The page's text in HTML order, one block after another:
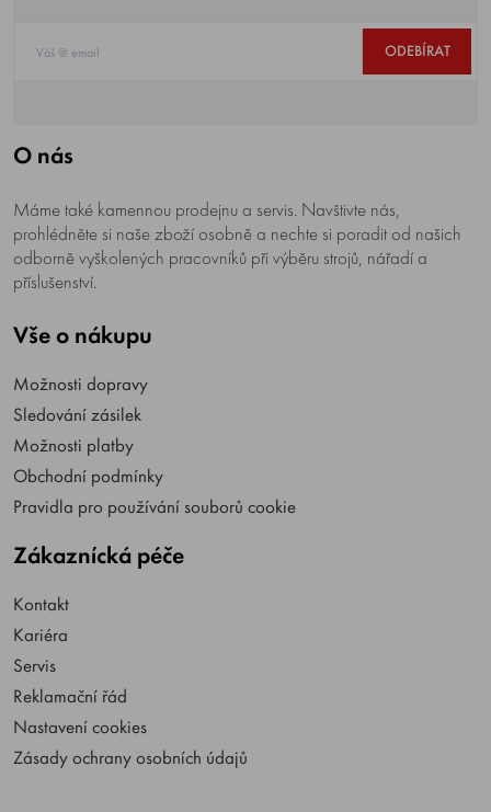
ODEBÍRAT
O nás
Máme také kamennou prodejnu a servis. Navštivte nás,
prohlédněte si naše zboží osobně a nechte si poradit od našich
odborně vyškolených pracovníků při výběru strojů, nářadí a
příslušenství.
Vše o nákupu
Možnosti dopravy
Sledování zásilek
Možnosti platby
Obchodní podmínky
Pravidla pro používání souborů cookie
Zákaznícká péče
Kontakt
Kariéra
Servis
Reklamační řád
Nastavení cookies
Zásady ochrany osobních údajů